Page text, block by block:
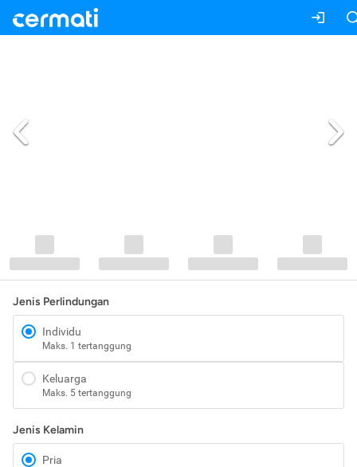
Jenis Perlindungan
Individu
Maks. 1 tertanggung
Keluarga
Maks. 5 tertanggung
Jenis Kelamin
Pria